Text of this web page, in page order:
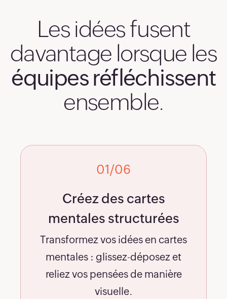
Les idées fusent
davantage lorsque les
équipes réfléchissent
ensemble.
01/06
Créez des cartes
mentales structurées
Transformez vos idées en cartes
mentales : glissez-déposez et
reliez vos pensées de manière
visuelle.
56
57
58
59
60
61
62
63
64